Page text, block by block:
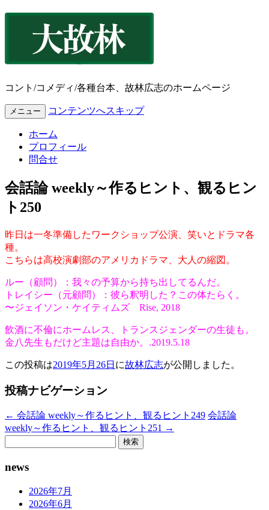
コント/コメディ/各種台本、故林広志のホームページ
メニュー コンテンツへスキップ
ホーム
プロフィール
問合せ
会話論 weekly～作るヒント、観るヒン
ト250
昨日は一冬準備したワークショップ公演、笑いとドラマ各
種。
こちらは高校演劇部のアメリカドラマ、大人の縮図。
ルー（顧問）：我々の予算から持ち出してるんだ。
トレイシー（元顧問）：彼ら釈明した？この体たらく。
〜ジェイソン・ケイティムズ Rise, 2018
飲酒に不倫にホームレス、トランスジェンダーの生徒も。
金八先生もだけど主題は自由か。.2019.5.18
この投稿は2019年5月26日 に故林広志が公開しました 。
投稿ナビゲーション
← 会話論 weekly～作るヒント、観るヒント249 会話論
weekly～作るヒント、観るヒント251 →
news
2026年7月
2026年6月